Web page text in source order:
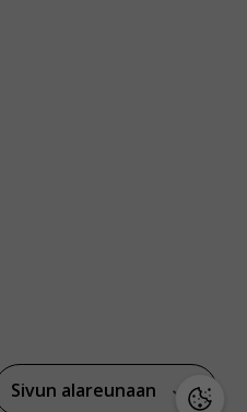
Sivun alareunaan